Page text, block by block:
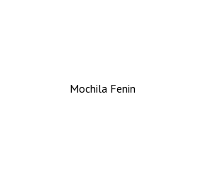
Mochila Fenin